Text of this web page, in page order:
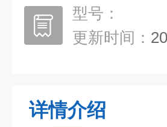
型号：
更新时间：
详情介绍